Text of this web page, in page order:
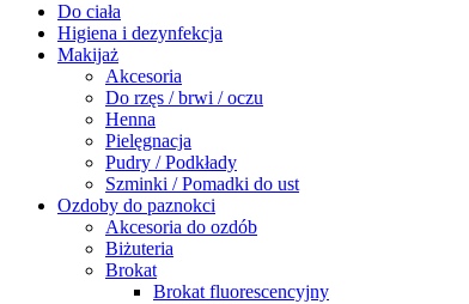
Do ciała
Higiena i dezynfekcja
Makijaż
Akcesoria
Do rzęs / brwi / oczu
Henna
Pielęgnacja
Pudry / Podkłady
Szminki / Pomadki do ust
Ozdoby do paznokci
Akcesoria do ozdób
Biżuteria
Brokat
Brokat fluorescencyjny